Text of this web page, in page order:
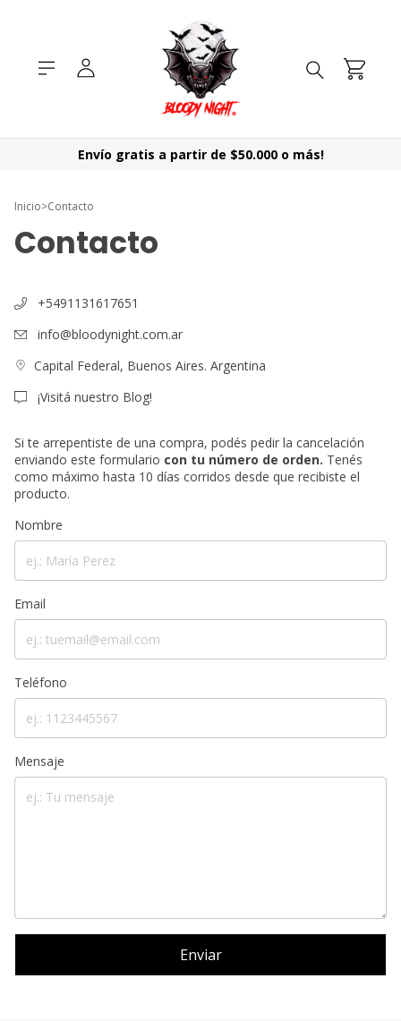
Envío gratis a partir de $50.000 o más!
Inicio>Contacto
Contacto
+5491131617651
info@bloodynight.com.ar
Capital Federal, Buenos Aires. Argentina
¡Visitá nuestro Blog!
Si te arrepentiste de una compra, podés pedir la cancelación
enviando este formulario con tu número de orden. Tenés
como máximo hasta 10 días corridos desde que recibiste el
producto.
Nombre
Email
Teléfono
Mensaje
Enviar